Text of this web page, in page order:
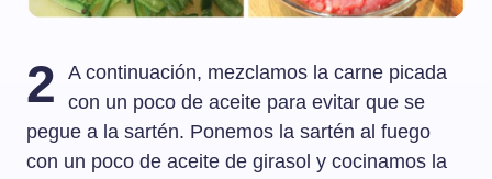
2
A continuación, mezclamos la carne picada
con un poco de aceite para evitar que se
pegue a la sartén. Ponemos la sartén al fuego
con un poco de aceite de girasol y cocinamos la